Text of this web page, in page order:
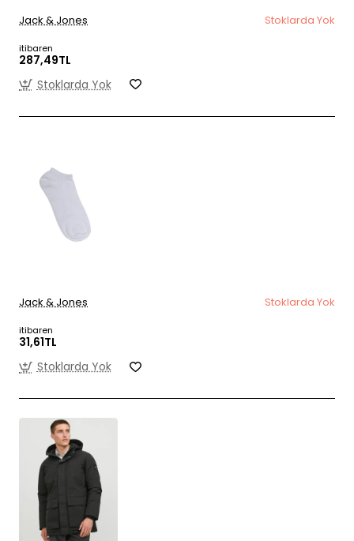
Jack & Jones Stoklarda Yok
itibaren
287,49TL
Stoklarda Yok
Jack & Jones Stoklarda Yok
itibaren
31,61TL
Stoklarda Yok